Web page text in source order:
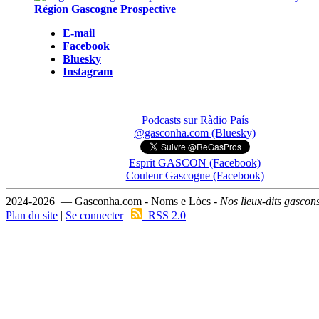
Région Gascogne Prospective
E-mail
Facebook
Bluesky
Instagram
Podcasts sur Ràdio País
@gasconha.com (Bluesky)
Esprit GASCON (Facebook)
Couleur Gascogne (Facebook)
2024-2026 — Gasconha.com - Noms e Lòcs - Nos lieux-dits
Plan du site | Se connecter| RSS 2.0